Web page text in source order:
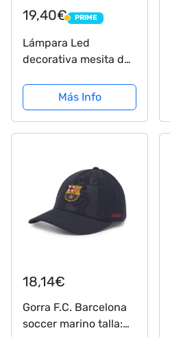
19,40€ PRIME
PRIME
Lámpara Led
decorativa mesita de
lámpara led de mesa
futbol ilusión óptica
3d para regalo
Más Info
18,14€
Gorra F.C. Barcelona
soccer marino talla: